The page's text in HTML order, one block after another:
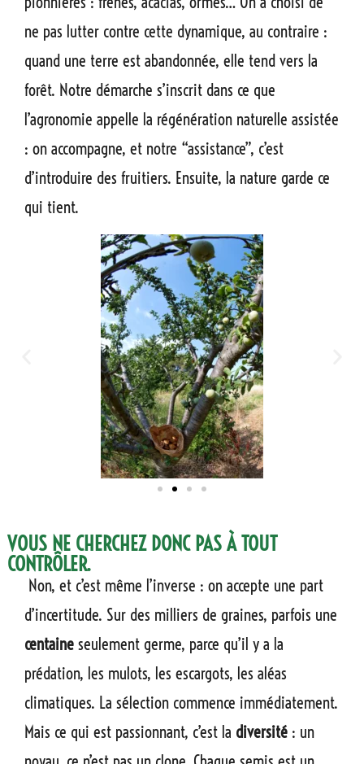
ne pas lutter contre cette dynamique, au contraire :
quand une terre est abandonnée, elle tend vers la
forêt. Notre démarche s’inscrit dans ce que
l’agronomie appelle la régénération naturelle assistée
: on accompagne, et notre “assistance”, c’est
d’introduire des fruitiers. Ensuite, la nature garde ce
qui tient.
VOUS NE CHERCHEZ DONC PAS À TOUT
CONTRÔLER.
Non, et c’est même l’inverse : on accepte une part
d’incertitude. Sur des milliers de graines, parfois une
centaine seulement germe, parce qu’il y a la
prédation, les mulots, les escargots, les aléas
climatiques. La sélection commence immédiatement.
Mais ce qui est passionnant, c’est la diversité : un